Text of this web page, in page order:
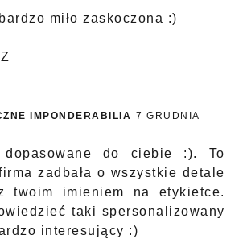
miło zaskoczona :)
IMPONDERABILIA 7 GRUDNIA
dopasowane do ciebie :). To
zadbała o wszystkie detale
twoim imieniem na etykietce.
taki spersonalizowany
interesujący :)